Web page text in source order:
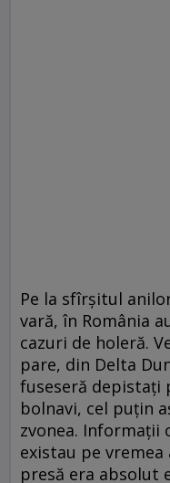
Pe la sfîrșitul
vară, în România
cazuri de holeră.
pare, din Delta
fuseseră depistați
bolnavi, cel puțin
zvonea. Informații
existau pe vremea
presă era absolut